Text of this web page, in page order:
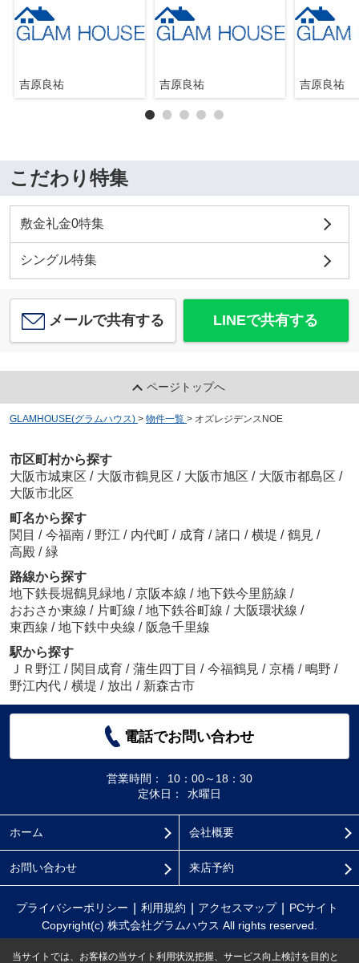
吉原良祐 吉原良祐 吉原良祐
こだわり特集
敷金礼金0特集
シングル特集
メールで共有する LINEで共有する
ページトップへ
GLAMHOUSE(グラムハウス) > 物件一覧 > オズレジデンスNOE
市区町村から探す
大阪市城東区 / 大阪市鶴見区 / 大阪市旭区 / 大阪市都島区 /
大阪市北区
町名から探す
関目 / 今福南 / 野江 / 内代町 / 成育 / 諸口 / 横堤 / 鶴見 /
高殿 / 緑
路線から探す
地下鉄長堀鶴見緑地 / 京阪本線 / 地下鉄今里筋線 /
おおさか東線 / 片町線 / 地下鉄谷町線 / 大阪環状線 /
東西線 / 地下鉄中央線 / 阪急千里線
駅から探す
ＪＲ野江 / 関目成育 / 蒲生四丁目 / 今福鶴見 / 京橋 / 鴫野 /
野江内代 / 横堤 / 放出 / 新森古市
電話でお問い合わせ
営業時間：
10：00～18：30
定休日：
水曜日
ホーム 会社概要
お問い合わせ 来店予約
プライバシーポリシー 利用規約 アクセスマップ
PCサイト
Copyright(c) 株式会社グラムハウス All rights reserved.
当サイトでは、お客様の当サイト利用状況把握、サービス向上検討を目的と